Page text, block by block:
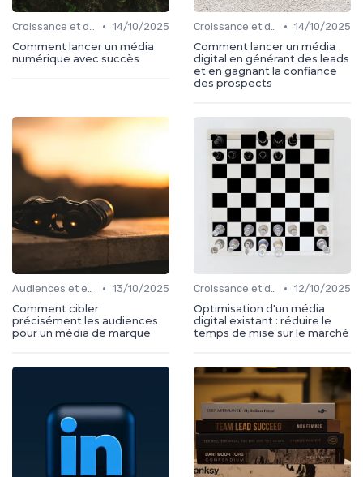
Croissance et développement • 14/10/2025
Comment lancer un média
numérique avec succès
Croissance et développement • 14/10/2025
Comment lancer un média
digital en générant des leads
et en gagnant la confiance
des prospects
Audiences et engagement • 13/10/2025
Comment cibler
précisément les audiences
pour un média de marque
Croissance et développement • 12/10/2025
Optimisation d'un média
digital existant : réduire le
temps de mise sur le marché